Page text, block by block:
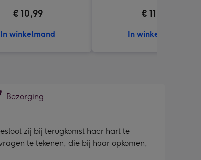
€ 10,99
In winkelmand
€ 11,99
In winkelmand
Bezorging
zij bij terugkomst haar hart te
te tekenen, die bij haar opkomen,